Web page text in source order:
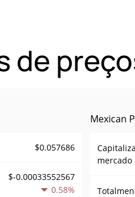
$0.057686
$-0.00033552567
0.58%
Mexican
mercado